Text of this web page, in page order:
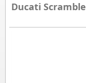
Ducati